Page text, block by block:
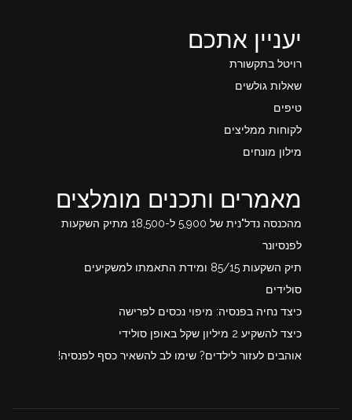
יעניין אתכם
רויטל בתקשורת
שאלות גולשים
טיפים
לקוחות ממליצים
מילון מונחים
מאמרים ותכנים מומלצים
מהכנסה נדל"נית של 5,900 ל-18,500 מתיק השקעות
לפנסיונר
תיק השקעות 85/15 ומידת התאמתו למשקיעים
סולידים
כיצד נחיה בפנסיה: מיפוי נכסים לפרישה
כיצד להשקיע 2 מיליון שקל באופן סולידי
אוהבים לעזור לילדים? שימו לב להשאיר כסף לפנסיה!